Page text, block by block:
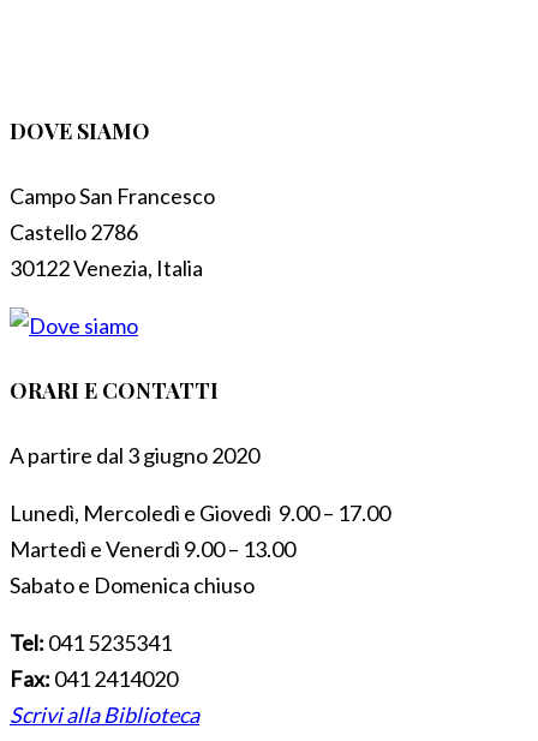
DOVE SIAMO
Campo San Francesco
Castello 2786
30122 Venezia, Italia
ORARI E CONTATTI
A partire dal 3 giugno 2020
Lunedì, Mercoledì e Giovedì 9.00 – 17.00
Martedì e Venerdì 9.00 – 13.00
Sabato e Domenica chiuso
Tel: 041 5235341
Fax: 041 2414020
Scrivi alla Biblioteca